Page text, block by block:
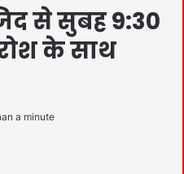
से सुबह 9:30
के साथ
a minute